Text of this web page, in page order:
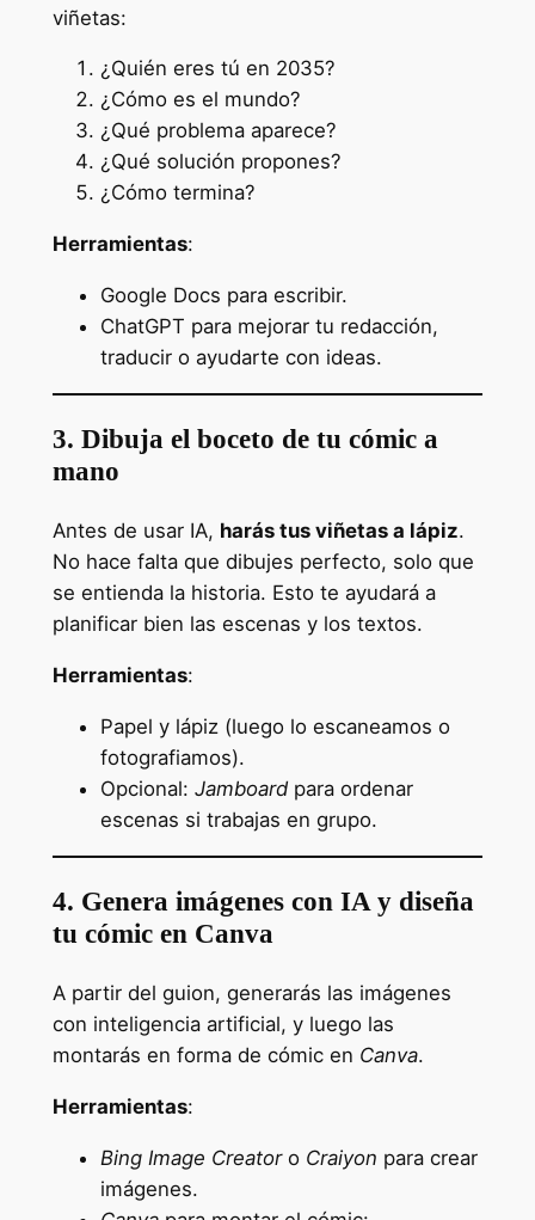
viñetas:
¿Quién eres tú en 2035?
¿Cómo es el mundo?
¿Qué problema aparece?
¿Qué solución propones?
¿Cómo termina?
Herramientas:
Google Docs para escribir.
ChatGPT para mejorar tu redacción,
traducir o ayudarte con ideas.
3. Dibuja el boceto de tu cómic a
mano
Antes de usar IA, harás tus viñetas a lápiz.
No hace falta que dibujes perfecto, solo que
se entienda la historia. Esto te ayudará a
planificar bien las escenas y los textos.
Herramientas:
Papel y lápiz (luego lo escaneamos o
fotografiamos).
Opcional: Jamboardpara ordenar
escenas si trabajas en grupo.
4. Genera imágenes con IA y diseña
tu cómic en Canva
A partir del guion, generarás las imágenes
con inteligencia artificial, y luego las
montarás en forma de cómic en Canva.
Herramientas:
Bing Image Creatoro Craiyon para crear
imágenes.